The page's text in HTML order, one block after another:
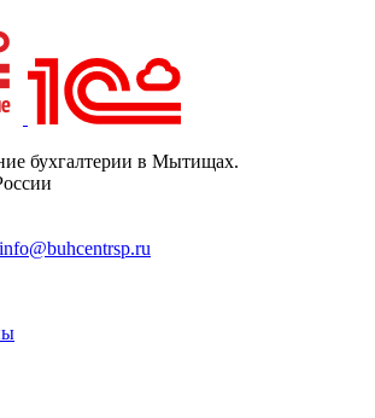
бухгалтерии в Мытищах.
info@buhcentrsp.ru